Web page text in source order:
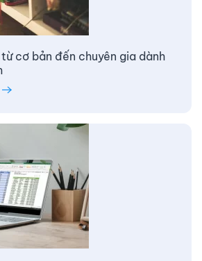
cơ bản đến chuyên gia dành